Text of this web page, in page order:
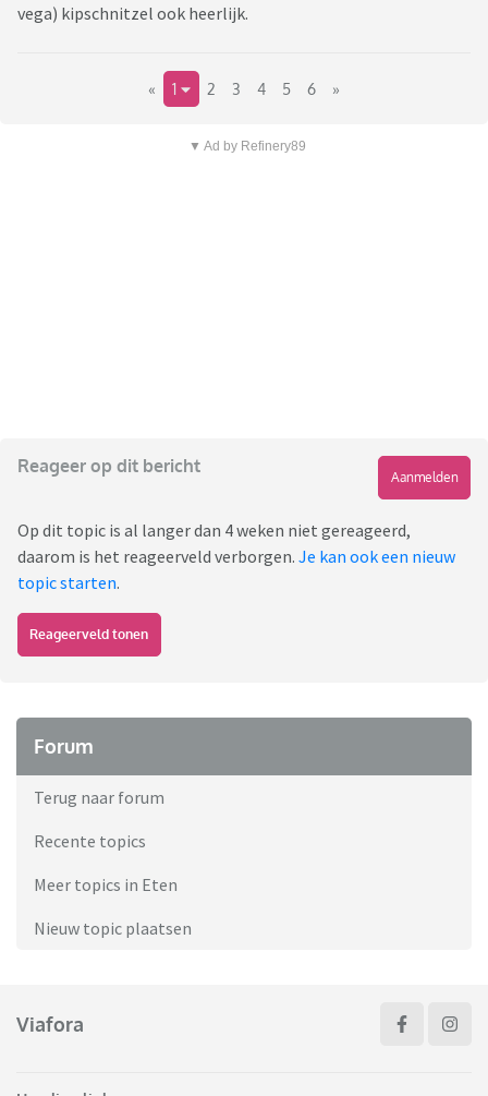
vega) kipschnitzel ook heerlijk.
« 1 2 3 4 5 6 »
▼ Ad by Refinery89
Reageer op dit bericht
Aanmelden
Op dit topic is al langer dan 4 weken niet gereageerd,
daarom is het reageerveld verborgen. Je kan ook een nieuw
topic starten.
Reageerveld tonen
Forum
Terug naar forum
Recente topics
Meer topics in Eten
Nieuw topic plaatsen
Viafora